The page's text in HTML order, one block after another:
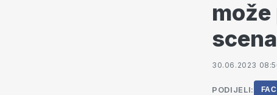
30.06.2023
PODIJELI: